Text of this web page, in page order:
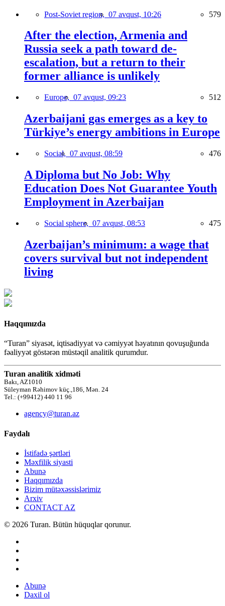
Post-Soviet region, 07 avqust, 10:26 579
After the election, Armenia and
Russia seek a path toward de-
escalation, but a return to their
former alliance is unlikely
Europe, 07 avqust, 09:23 512
Azerbaijani gas emerges as a key to
Türkiye’s energy ambitions in Europe
Social, 07 avqust, 08:59 476
A Diploma but No Job: Why
Education Does Not Guarantee Youth
Employment in Azerbaijan
Social sphere, 07 avqust, 08:53 475
Azerbaijan’s minimum: a wage that
covers survival but not independent
living
Haqqımızda
“Turan” siyasət, iqtisadiyyat və cəmiyyət həyatının qovuşuğunda
fəaliyyət göstərən müstəqil analitik qurumdur.
Turan analitik xidməti
Bakı, AZ1010
Süleyman Rəhimov küç.,186, Mən. 24
Tel.: (+99412) 440 11 96
agency@turan.az
Faydalı
İstifadə şərtləri
Məxfilik siyasti
Abunə
Haqqımızda
Bizim mütəxəssislərimiz
Arxiv
CONTACT AZ
© 2026 Turan. Bütün hüquqlar qorunur.
Abunə
Daxil ol